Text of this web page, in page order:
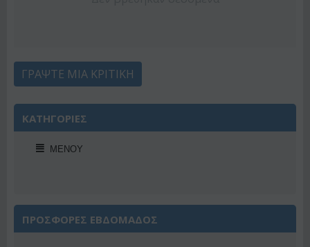
ΓΡΆΨΤΕ ΜΙΑ ΚΡΙΤΙΚΉ
ΚΑΤΗΓΟΡΙΕΣ
ΜΕΝΟΎ
ΠΡΟΣΦΟΡΕΣ ΕΒΔΟΜΑΔΟΣ